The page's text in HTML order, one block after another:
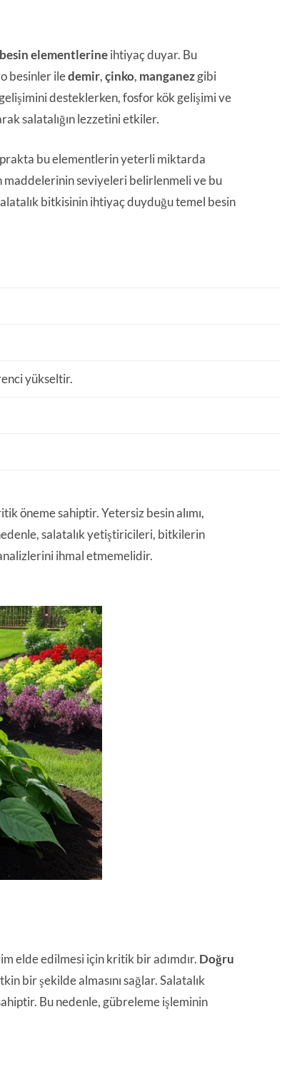
besin elementlerineihtiyaç duyar. Bu
besinler iledemir,çinko, manganezgibi
desteklerken, fosfor kök gelişimi ve
salatalığın lezzetini etkiler.
bu elementlerin yeterli miktarda
seviyeleri belirlenmeli ve bu
bitkisinin ihtiyaç duyduğu temel besin
yükseltir.
öneme sahiptir. Yetersiz besin alımı,
salatalık yetiştiricileri, bitkilerin
ihmal etmemelidir.
elde edilmesi için kritik bir adımdır. Doğru
bir şekilde almasını sağlar. Salatalık
Bu nedenle, gübreleme işleminin